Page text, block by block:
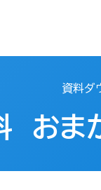
資料ダ
おま